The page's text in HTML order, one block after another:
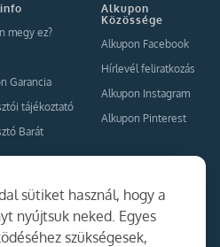
sütiket használ, hogy a
nyújtsuk neked. Egyes
szükségesek,
megy ez?
Garancia
tájékoztató
Barát
Alkupon
Közössége
Alkupon Facebook
Hírlevél feliratkozás
Alkupon Instagram
Alkupon Pinterest
Együttműködés
Kapcsolat
Ajánlj nekünk!